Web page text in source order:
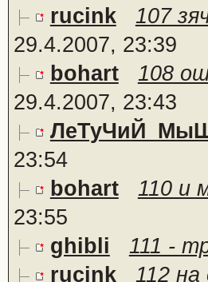
rucink
107
29.4.2007, 23:39
bohart
108
29.4.2007, 23:43
23:54
bohart
110 и
23:55
ghibli
111 -
rucink
112 на